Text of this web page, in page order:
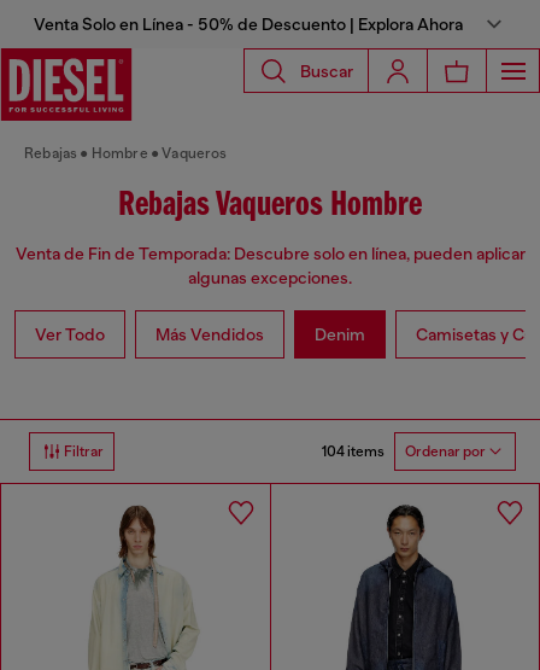
Venta Solo en Línea - 50% de Descuento | Explora Ahora
Buscar
Rebajas Hombre Vaqueros
Rebajas Vaqueros Hombre
Venta de Fin de Temporada: Descubre solo en línea, pueden aplicar
algunas excepciones.
Ver Todo Más Vendidos Denim Camisetas y
Filtrar 104 items Ordenar por